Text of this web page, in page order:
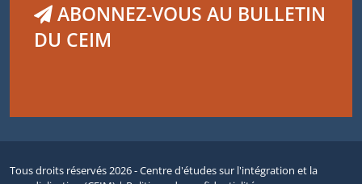
ABONNEZ-VOUS AU BULLETIN
DU CEIM
Tous droits réservés 2026 - Centre d'études sur l'intégration et la